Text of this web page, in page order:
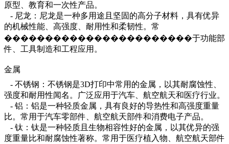
原型、教育和一次性产品。
- 尼龙：尼龙是一种多用途且坚固的高分子材料，具有优异
的机械性能、高强度、耐用性和柔韧性。常
�����������������������于功能部
件、工具制造和工程应用。
金属
- 不锈钢：不锈钢是3D打印中常用的金属，以其耐腐蚀性、
强度和耐用性闻名。广泛应用于汽车、航空航天和医疗行业。
- 铝：铝是一种轻质金属，具有良好的导热性和高强度重量
比。常用于汽车零部件、航空航天部件和消费电子产品。
- 钛：钛是一种轻质且生物相容性好的金属，以其优异的强
度重量比和耐腐蚀性著称。常用于医疗植入物、航空航天部件